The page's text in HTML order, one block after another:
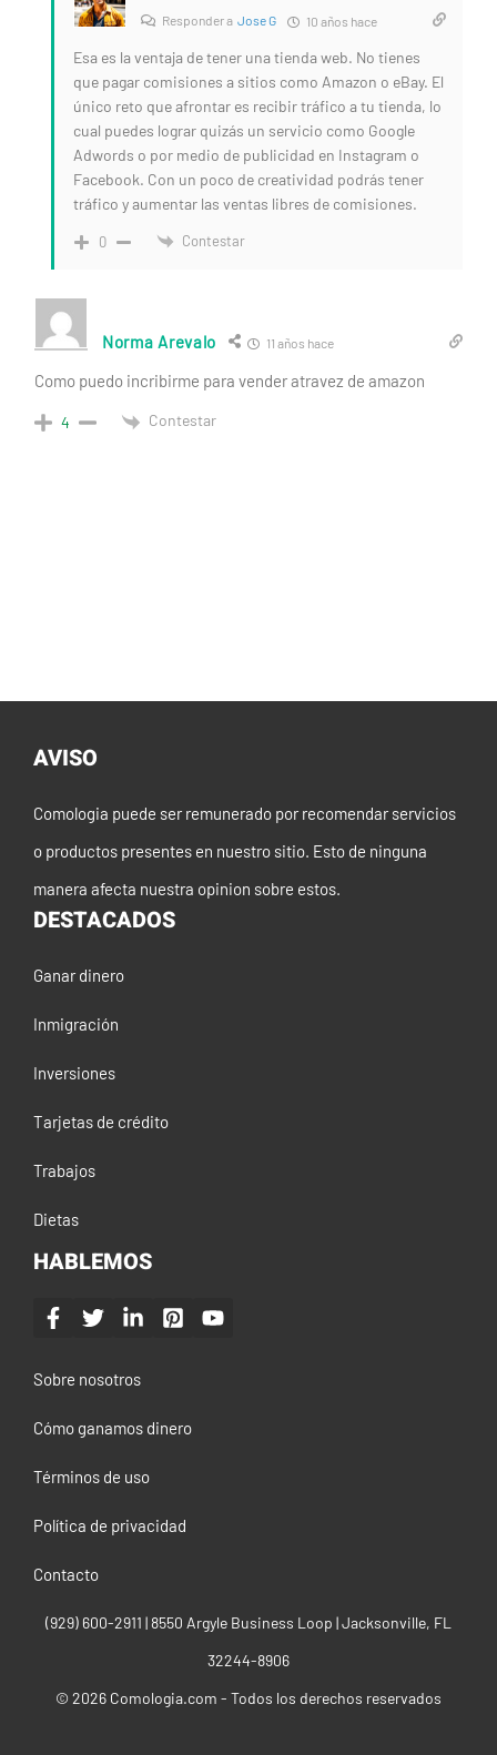
Responder a Jose G 10 años hace
Esa es la ventaja de tener una tienda web. No tienes
que pagar comisiones a sitios como Amazon o eBay. El
único reto que afrontar es recibir tráfico a tu tienda, lo
cual puedes lograr quizás un servicio como Google
Adwords o por medio de publicidad en Instagram o
Facebook. Con un poco de creatividad podrás tener
tráfico y aumentar las ventas libres de comisiones.
0 Contestar
Norma Arevalo 11 años hace
Como puedo incribirme para vender atravez de amazon
4 Contestar
AVISO
Comologia puede ser remunerado por recomendar servicios
o productos presentes en nuestro sitio. Esto de ninguna
manera afecta nuestra opinion sobre estos.
DESTACADOS
Ganar dinero
Inmigración
Inversiones
Tarjetas de crédito
Trabajos
Dietas
HABLEMOS
Sobre nosotros
Cómo ganamos dinero
Términos de uso
Política de privacidad
Contacto
(929) 600-2911‬ | 8550 Argyle Business Loop | Jacksonville, FL
32244-8906
© 2026 Comologia.com - Todos los derechos reservados